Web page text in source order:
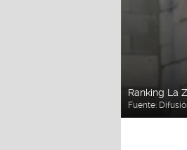
Ranking La
Fuente: